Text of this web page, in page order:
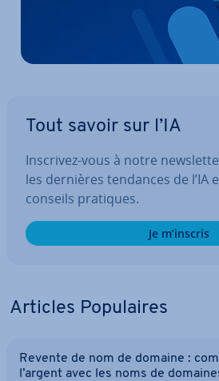
Tout savoir sur l’IA
Inscrivez-vous à notre
les dernières tendances de l’IA
conseils pratiques.
Je m’inscris
Articles Po­pu­laires
Revente de nom de domaine :
l’argent avec les noms de